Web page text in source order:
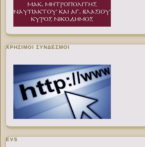
ΧΡΉΣΙΜΟΙ ΣΎΝΔΕΣΜΟΙ
EVS